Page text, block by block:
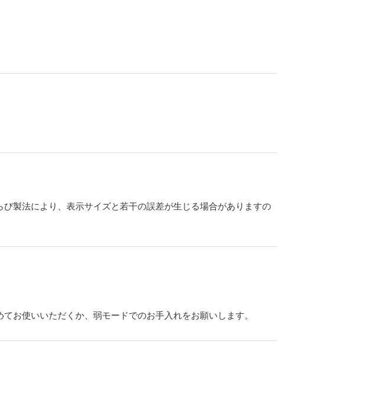
製法により、表示サイズと若干の誤差が生じる場合がありますの
お使いいただくか、弱モードでのお手入れをお願いします。